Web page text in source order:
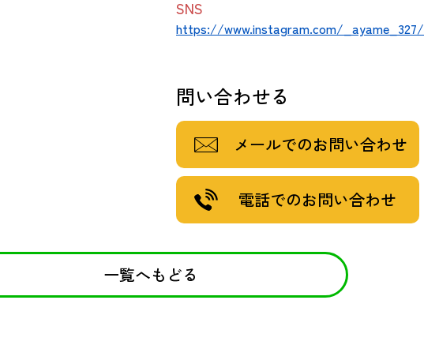
SNS
https://www.instagram.com/_ayame_327/
問い合わせる
メールでのお問い合わせ
電話でのお問い合わせ
一覧へもどる